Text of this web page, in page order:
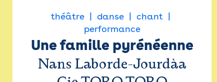
théâtre danse
chant
performance
Une famille pyrénéenne
Nans Laborde-Jourdàa